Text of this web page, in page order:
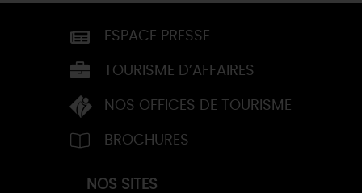
ESPACE PRESSE
TOURISME D’AFFAIRES
NOS OFFICES DE TOURISME
BROCHURES
NOS SITES